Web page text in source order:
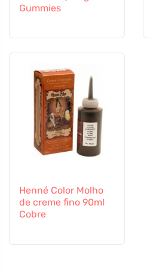
Gummies
Henné Color Molho
de creme fino 90ml
Cobre